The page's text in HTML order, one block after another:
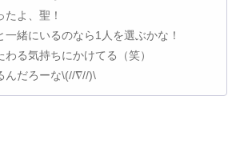
よ、聖！
一緒にいるのなら1人を選ぶかな！
る気持ちにかけてる（笑）
んだろーな\(//∇//)\